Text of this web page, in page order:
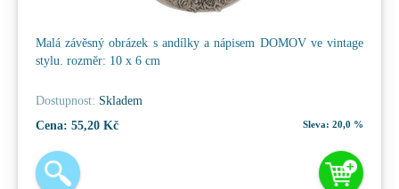
Malá závěsný obrázek s andílky a nápisem DOMOV ve vintage
stylu. rozměr: 10 x 6 cm
Dostupnost: Skladem
Cena: 55,20 Kč Sleva: 20,0 %